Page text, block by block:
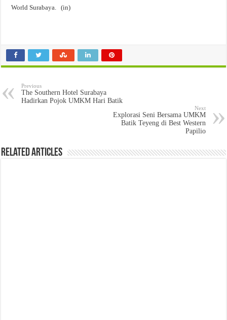
World Surabaya. (in)
Previous
The Southern Hotel Surabaya
Hadirkan Pojok UMKM Hari Batik
Next
Explorasi Seni Bersama UMKM
Batik Teyeng di Best Western
Papilio
Related Articles